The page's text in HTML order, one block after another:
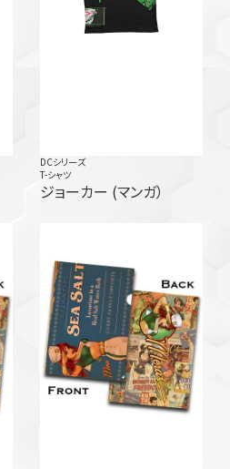
DCシリーズ
T-シャツ
ジョーカー (マンガ）